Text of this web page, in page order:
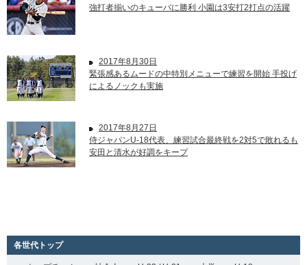
強打者揃いのキューバに勝利 小園は3安打2打点の活躍
2017年8月30日
緊張感あるムードの中特別メニューで練習を開始 手投げ
によるノックも実施
2017年8月27日
侍ジャパンU-18代表、練習試合最終戦を2対5で敗れるも
安田と清水が好調をキープ
各世代トップ